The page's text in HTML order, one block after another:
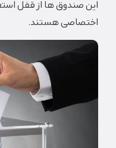
این صندوق‌ ها از قفل
اختصاصی هستند.